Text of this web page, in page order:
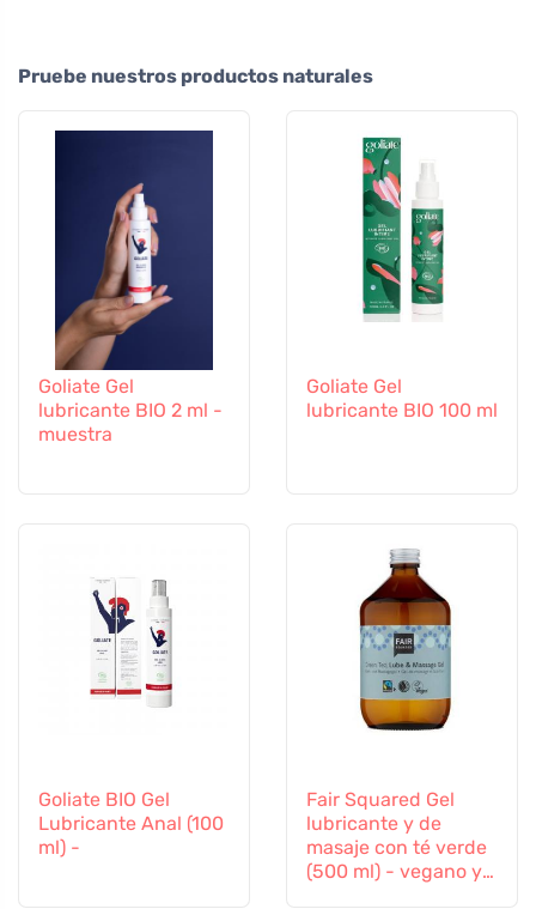
Pruebe nuestros productos naturales
Goliate Gel
lubricante BIO 2 ml -
muestra
Goliate Gel
lubricante BIO 100 ml
Goliate BIO Gel
Lubricante Anal (100
ml) -
Fair Squared Gel
lubricante y de
masaje con té verde
(500 ml) - vegano y